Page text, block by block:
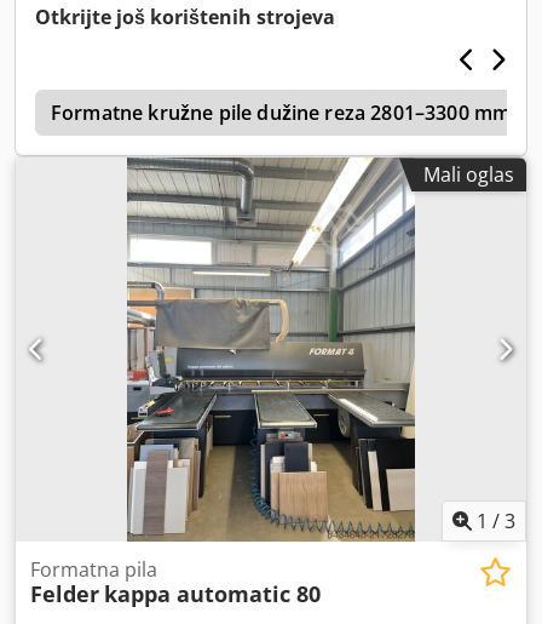
Otkrijte još korištenih strojeva
Formatne kružne pile dužine reza 2801–3300 mm
Mali oglas
1 /3
Formatna pila
Felder kappa automatic 80